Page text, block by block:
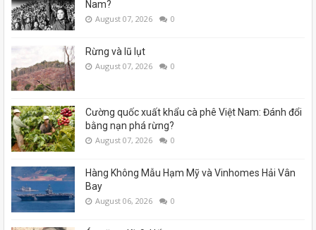
Nam?
August 07, 2026 0
Rừng và lũ lụt
August 07, 2026 0
Cường quốc xuất khẩu cà phê Việt Nam: Đánh đổi
bằng nạn phá rừng?
August 07, 2026 0
Hàng Không Mẫu Hạm Mỹ và Vinhomes Hải Vân
Bay
August 06, 2026 0